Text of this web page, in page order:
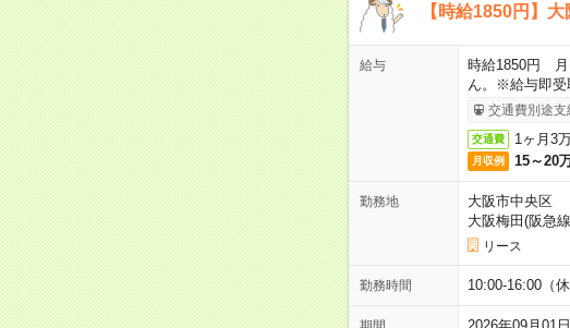
【時給1850円】
給与
時給1850円 月
ん。※給与即受
交通費別途支
交通費 1ヶ月3
月収例 15～20
勤務地
大阪市中央区
大阪梅田(阪急
リース
勤務時間 10:00-16:00（